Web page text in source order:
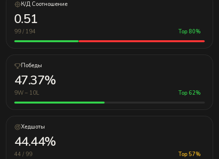
К/Д Соотношение
0.51
99 / 194 Top 80%
Победы
47.37%
9W – 10L Top 62%
Хедшоты
44.44%
44 / 99 Top 57%